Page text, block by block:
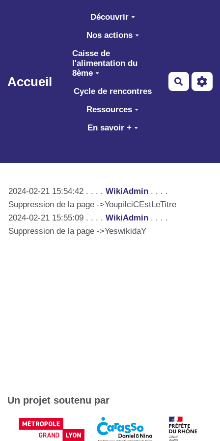
Aller au contenu principal
Accueil
Découvrir
Nos actions
Caisse de
l'alimentation du
8ème
Cycle de rencontres
Ressources
En savoir +
2024-02-21 15:54:42 . . . . WikiAdmin . . . .
Suppression de la page ->YoupiIciCEstLeTitre
2024-02-21 15:55:09 . . . . WikiAdmin . . . .
Suppression de la page ->YeswikidaY
Un projet soutenu par